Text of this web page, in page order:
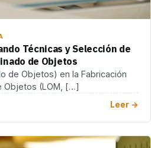
Técnicas y Selección de
de Objetos
de Objetos) en la Fabricación
Objetos (LOM, […]
Leer →